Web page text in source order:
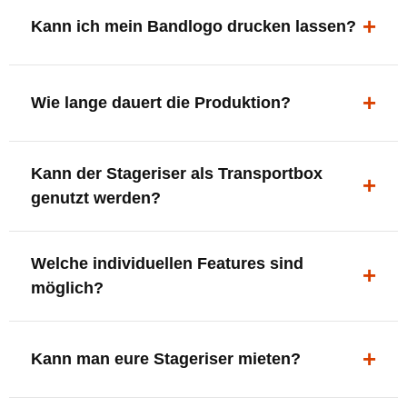
ergonomisch, sicher und gut sichtbar.
Kann ich mein Bandlogo drucken lassen?
deine Bühne, deine Marke.
Wie lange dauert die Produktion?
innerhalb Deutschlands kostenfrei.
Kann der Stageriser als Transportbox
genutzt werden?
oder Zubehör nutzen.
Welche individuellen Features sind
möglich?
XLR-Brücke / Schnittstelle
Setlist-Clip
Kann man eure Stageriser mieten?